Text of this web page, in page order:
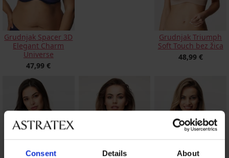
Consent Details About
Grudnjak Spacer 3D
Elegant Charm
Universe
47,99 €
Grudnjak Triumph
Soft Touch bez žica
48,99 €